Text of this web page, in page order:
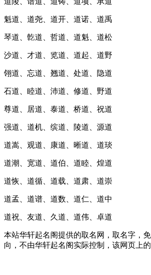
魁道、道尧、道开、道诺、道禹
琴道、亁道、哲道、道魁、道松
沙道、才道、览道、道起、道野
翎道、忘道、翘道、处道、隐道
石道、睦道、沛道、修道、野道
尊道、居道、泰道、桥道、祝道
强道、道机、缤道、陵道、源道
道嵩、观道、康道、晰道、道琰
道潮、宽道、道伯、道睦、煌道
道恢、道循、道载、道肃、道崇
道孟、道谱、道数、道仁、道中
道祝、友道、久道、道伟、卓道
本站华轩起名阁提供的取名网，取名字，
向，不由华轩起名阁实际控制，该网页上